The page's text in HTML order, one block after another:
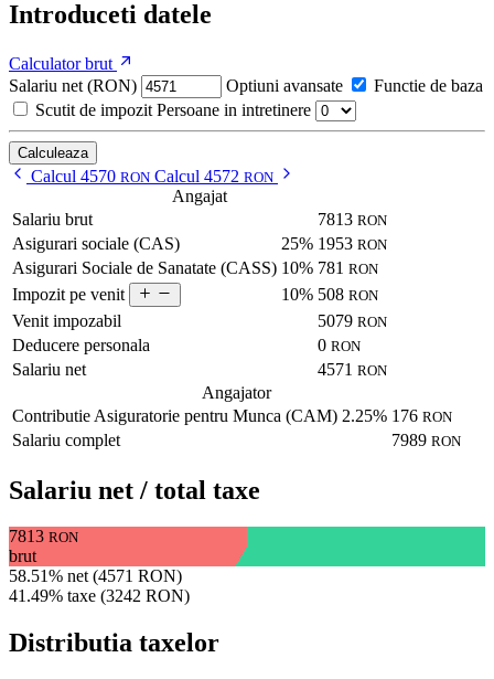
Introduceti datele
Calculator brut
Salariu net (RON)
Optiuni avansate
Functie de baza
Scutit de impozit Persoane in intretinere
Calculeaza
Calcul 4570 RON Calcul 4572 RON
Angajat
Salariu brut
7813 RON
Asigurari sociale (CAS) 25% 1953 RON
Asigurari Sociale de Sanatate (CASS) 10% 781 RON
Impozit pe venit 10% 508 RON
Venit impozabil 5079 RON
Deducere personala 0 RON
Salariu net 4571 RON
Angajator
Contributie Asiguratorie pentru Munca (CAM) 2.25% 176 RON
Salariu complet 7989 RON
Salariu net / total taxe
7813 RON
brut
58.51% net (4571 RON)
41.49% taxe (3242 RON)
Distributia taxelor